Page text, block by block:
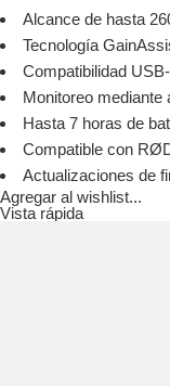
Alcance de hasta
Tecnología
Compatibilidad
Monitoreo mediante
Hasta 7 horas de
Compatible con
Actualizaciones de
Agregar al wishlist...
Vista rápida